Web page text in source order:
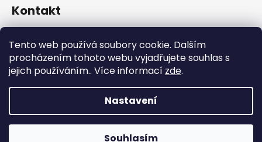
Tento web používá soubory cookie. Dalším
procházením tohoto webu vyjadřujete souhlas s
jejich používáním.. Více informací zde.
Nastavení
Souhlasím
Kontakt
+420 739 522 572
hookah_gang.cz/
Copyright 2026Hookah Gang. Všechna práva vyhrazena.